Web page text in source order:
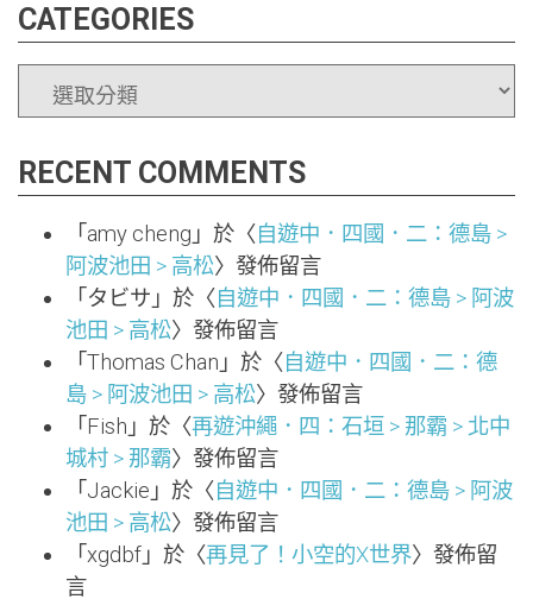
CATEGORIES
RECENT COMMENTS
「amy cheng 」於〈自遊中．四國．二：德島 >
阿波池田 > 高松〉發佈留言
「タビサ 」於〈自遊中．四國．二：德島 > 阿波
池田 > 高松〉發佈留言
「Thomas Chan 」於〈自遊中．四國．二：德
島 > 阿波池田 > 高松〉發佈留言
「Fish 」於〈再遊沖繩．四：石垣 > 那霸 > 北中
城村 > 那霸〉發佈留言
「Jackie 」於〈自遊中．四國．二：德島 > 阿波
池田 > 高松〉發佈留言
「xgdbf 」於〈再見了！小空的X世界〉發佈留
言